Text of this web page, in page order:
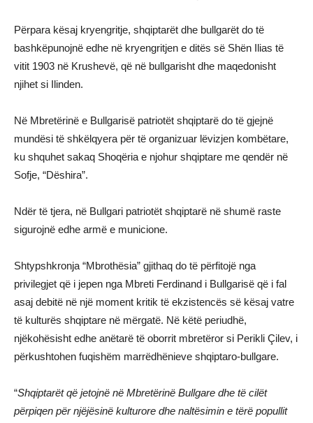
Përpara kësaj kryengritje, shqiptarët dhe bullgarët do të
bashkëpunojnë edhe në kryengritjen e ditës së Shën Ilias të
vitit 1903 në Krushevë, që në bullgarisht dhe maqedonisht
njihet si Ilinden.
Në Mbretërinë e Bullgarisë patriotët shqiptarë do të gjejnë
mundësi të shkëlqyera për të organizuar lëvizjen kombëtare,
ku shquhet sakaq Shoqëria e njohur shqiptare me qendër në
Sofje, “Dëshira”.
Ndër të tjera, në Bullgari patriotët shqiptarë në shumë raste
sigurojnë edhe armë e municione.
Shtypshkronja “Mbrothësia” gjithaq do të përfitojë nga
privilegjet që i jepen nga Mbreti Ferdinand i Bullgarisë që i fal
asaj debitë në një moment kritik të ekzistencës së kësaj vatre
të kulturës shqiptare në mërgatë. Në këtë periudhë,
njëkohësisht edhe anëtarë të oborrit mbretëror si Perikli Çilev, i
përkushtohen fuqishëm marrëdhënieve shqiptaro-bullgare.
“Shqiptarët që jetojnë në Mbretërinë Bullgare dhe të cilët
përpiqen për njëjësinë kulturore dhe naltësimin e tërë popullit